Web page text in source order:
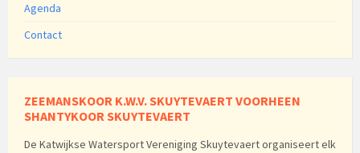
Agenda
Contact
ZEEMANSKOOR K.W.V. SKUYTEVAERT VOORHEEN
SHANTYKOOR SKUYTEVAERT
De Katwijkse Watersport Vereniging Skuytevaert organiseert elk